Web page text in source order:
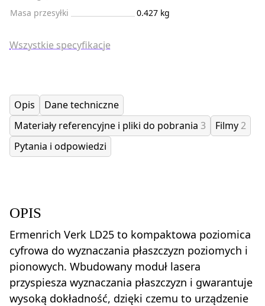
Masa przesyłki 0.427 kg
Wszystkie specyfikacje
Opis
Dane techniczne
Materiały referencyjne i pliki do pobrania 3 Filmy 2
Pytania i odpowiedzi
OPIS
Ermenrich Verk LD25 to kompaktowa poziomica
cyfrowa do wyznaczania płaszczyzn poziomych i
pionowych. Wbudowany moduł lasera
przyspiesza wyznaczania płaszczyzn i gwarantuje
wysoką dokładność, dzięki czemu to urządzenie